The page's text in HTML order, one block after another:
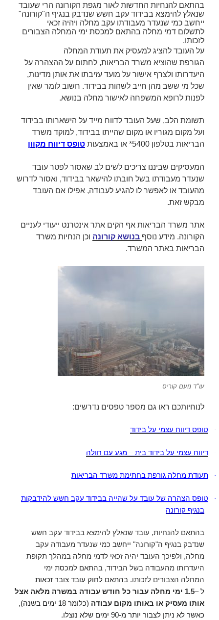
בהתאם להנחיות החדשות לאור מגפת הקורונה הרי שעובד
שנאלץ להימצא בבידוד עקב חשש שנדבק בנגיף ה"קורונה"
ייחשב כמי שנעדר מעבודתו עקב מחלה ויהיה זכאי
לתשלום דמי מחלה בהתאם למכסת ימי המחלה הצבורים
לזכותו.
על העובד להציג למעסיק את תעודת המחלה
הגורפת שהוציא משרד הבריאות, לחתום על ההצהרה על
היעדרותו ולצרף אישור על מועד עזיבתו את אותן מדינות,
שכל מי ששב מהן חייב לשהות בבידוד. חשוב לומר שאין
לפנות לרופא המשפחה לאישור מחלה בנושא.
תשומת הלב, שעל העובד לדווח מייד על הישארותו בבידוד
ועל מקום מגוריו או מקום שהייתו בבידוד, למוקד משרד
הבריאות בטלפון 5400* או באמצעות
טופס דיווח מקוון
המעסיקים שביננו צריכים לשים לב שאסור לפטר עובד
שנעדר מעבודתו בשל חובתו להישאר בבידוד, ואסור לדרוש
מהעובד או לאפשר לו להגיע לעבודה, אפילו אם העובד
מבקש זאת.
אתר משרד הבריאות אף הקים אתר אינטרנט ייעודי לעניים
הקורונה. מידע נוסף בנושא קורונה וכן הנחיות משרד
הבריאות באתר המשרד.
עו"ד נועם קוריס
לנוחיותכם ראו גם מספר טפסים נדרשים:
· טופס דיווח עצמי על בידוד
· דיווח עצמי על בידוד בית – מגע עם חולה
· תעודת מחלה גורפת בחתימת משרד הבריאות
·
טופס הצהרה של עובד על שהייה בבידוד עקב חשש להידבקות
בנגיף קורונה
בהתאם להנחיות, עובד שנאלץ להימצא בבידוד עקב חשש
שנדבק בנגיף ה"קורונה" ייחשב כמי שנעדר מעבודה עקב
מחלה, ולפיכך העובד יהיה זכאי לדמי מחלה במהלך תקופת
היעדרותו מהעבודה בשל הבידוד, בהתאם למכסת ימי
המחלה הצבורים לזכותו. בהתאם לחוק עובד צובר זכאות
ל–
1.5 ימי מחלה עבור כל חודש עבודה במשרה מלאה אצל
אותו מעסיק או באותו מקום עבודה
(כלומר 18 ימים בשנה),
כאשר לא ניתן לצבור יותר מ-90 ימים שלא נוצלו
.